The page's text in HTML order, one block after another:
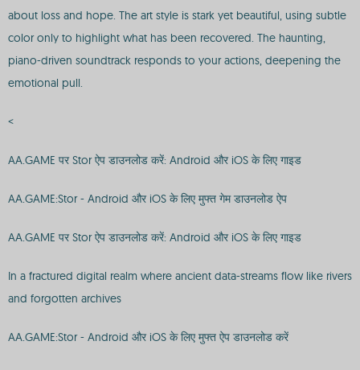
about loss and hope. The art style is stark yet beautiful, using subtle
color only to highlight what has been recovered. The haunting,
piano-driven soundtrack responds to your actions, deepening the
emotional pull.
<
AA.GAME पर Stor ऐप डाउनलोड करें: Android और iOS के लिए गाइड
AA.GAME:Stor - Android और iOS के लिए मुफ्त गेम डाउनलोड ऐप
AA.GAME पर Stor ऐप डाउनलोड करें: Android और iOS के लिए गाइड
In a fractured digital realm where ancient data-streams flow like rivers
and forgotten archives
AA.GAME:Stor - Android और iOS के लिए मुफ्त ऐप डाउनलोड करें